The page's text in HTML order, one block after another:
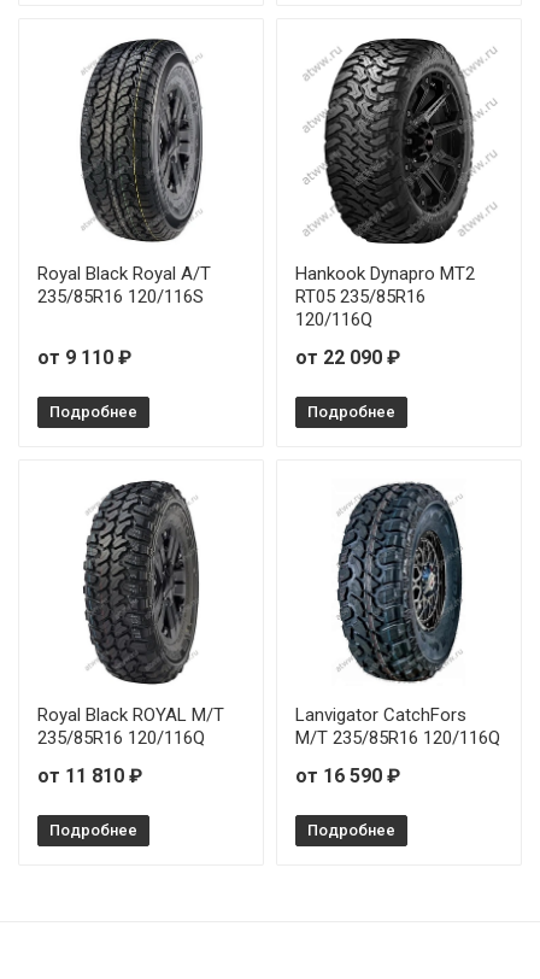
Royal Black Royal A/T
235/85R16 120/116S
от 9 110 ₽
Подробнее
Hankook Dynapro MT2
RT05 235/85R16
120/116Q
от 22 090 ₽
Подробнее
Royal Black ROYAL M/T
235/85R16 120/116Q
от 11 810 ₽
Подробнее
Lanvigator CatchFors
M/T 235/85R16 120/116Q
от 16 590 ₽
Подробнее